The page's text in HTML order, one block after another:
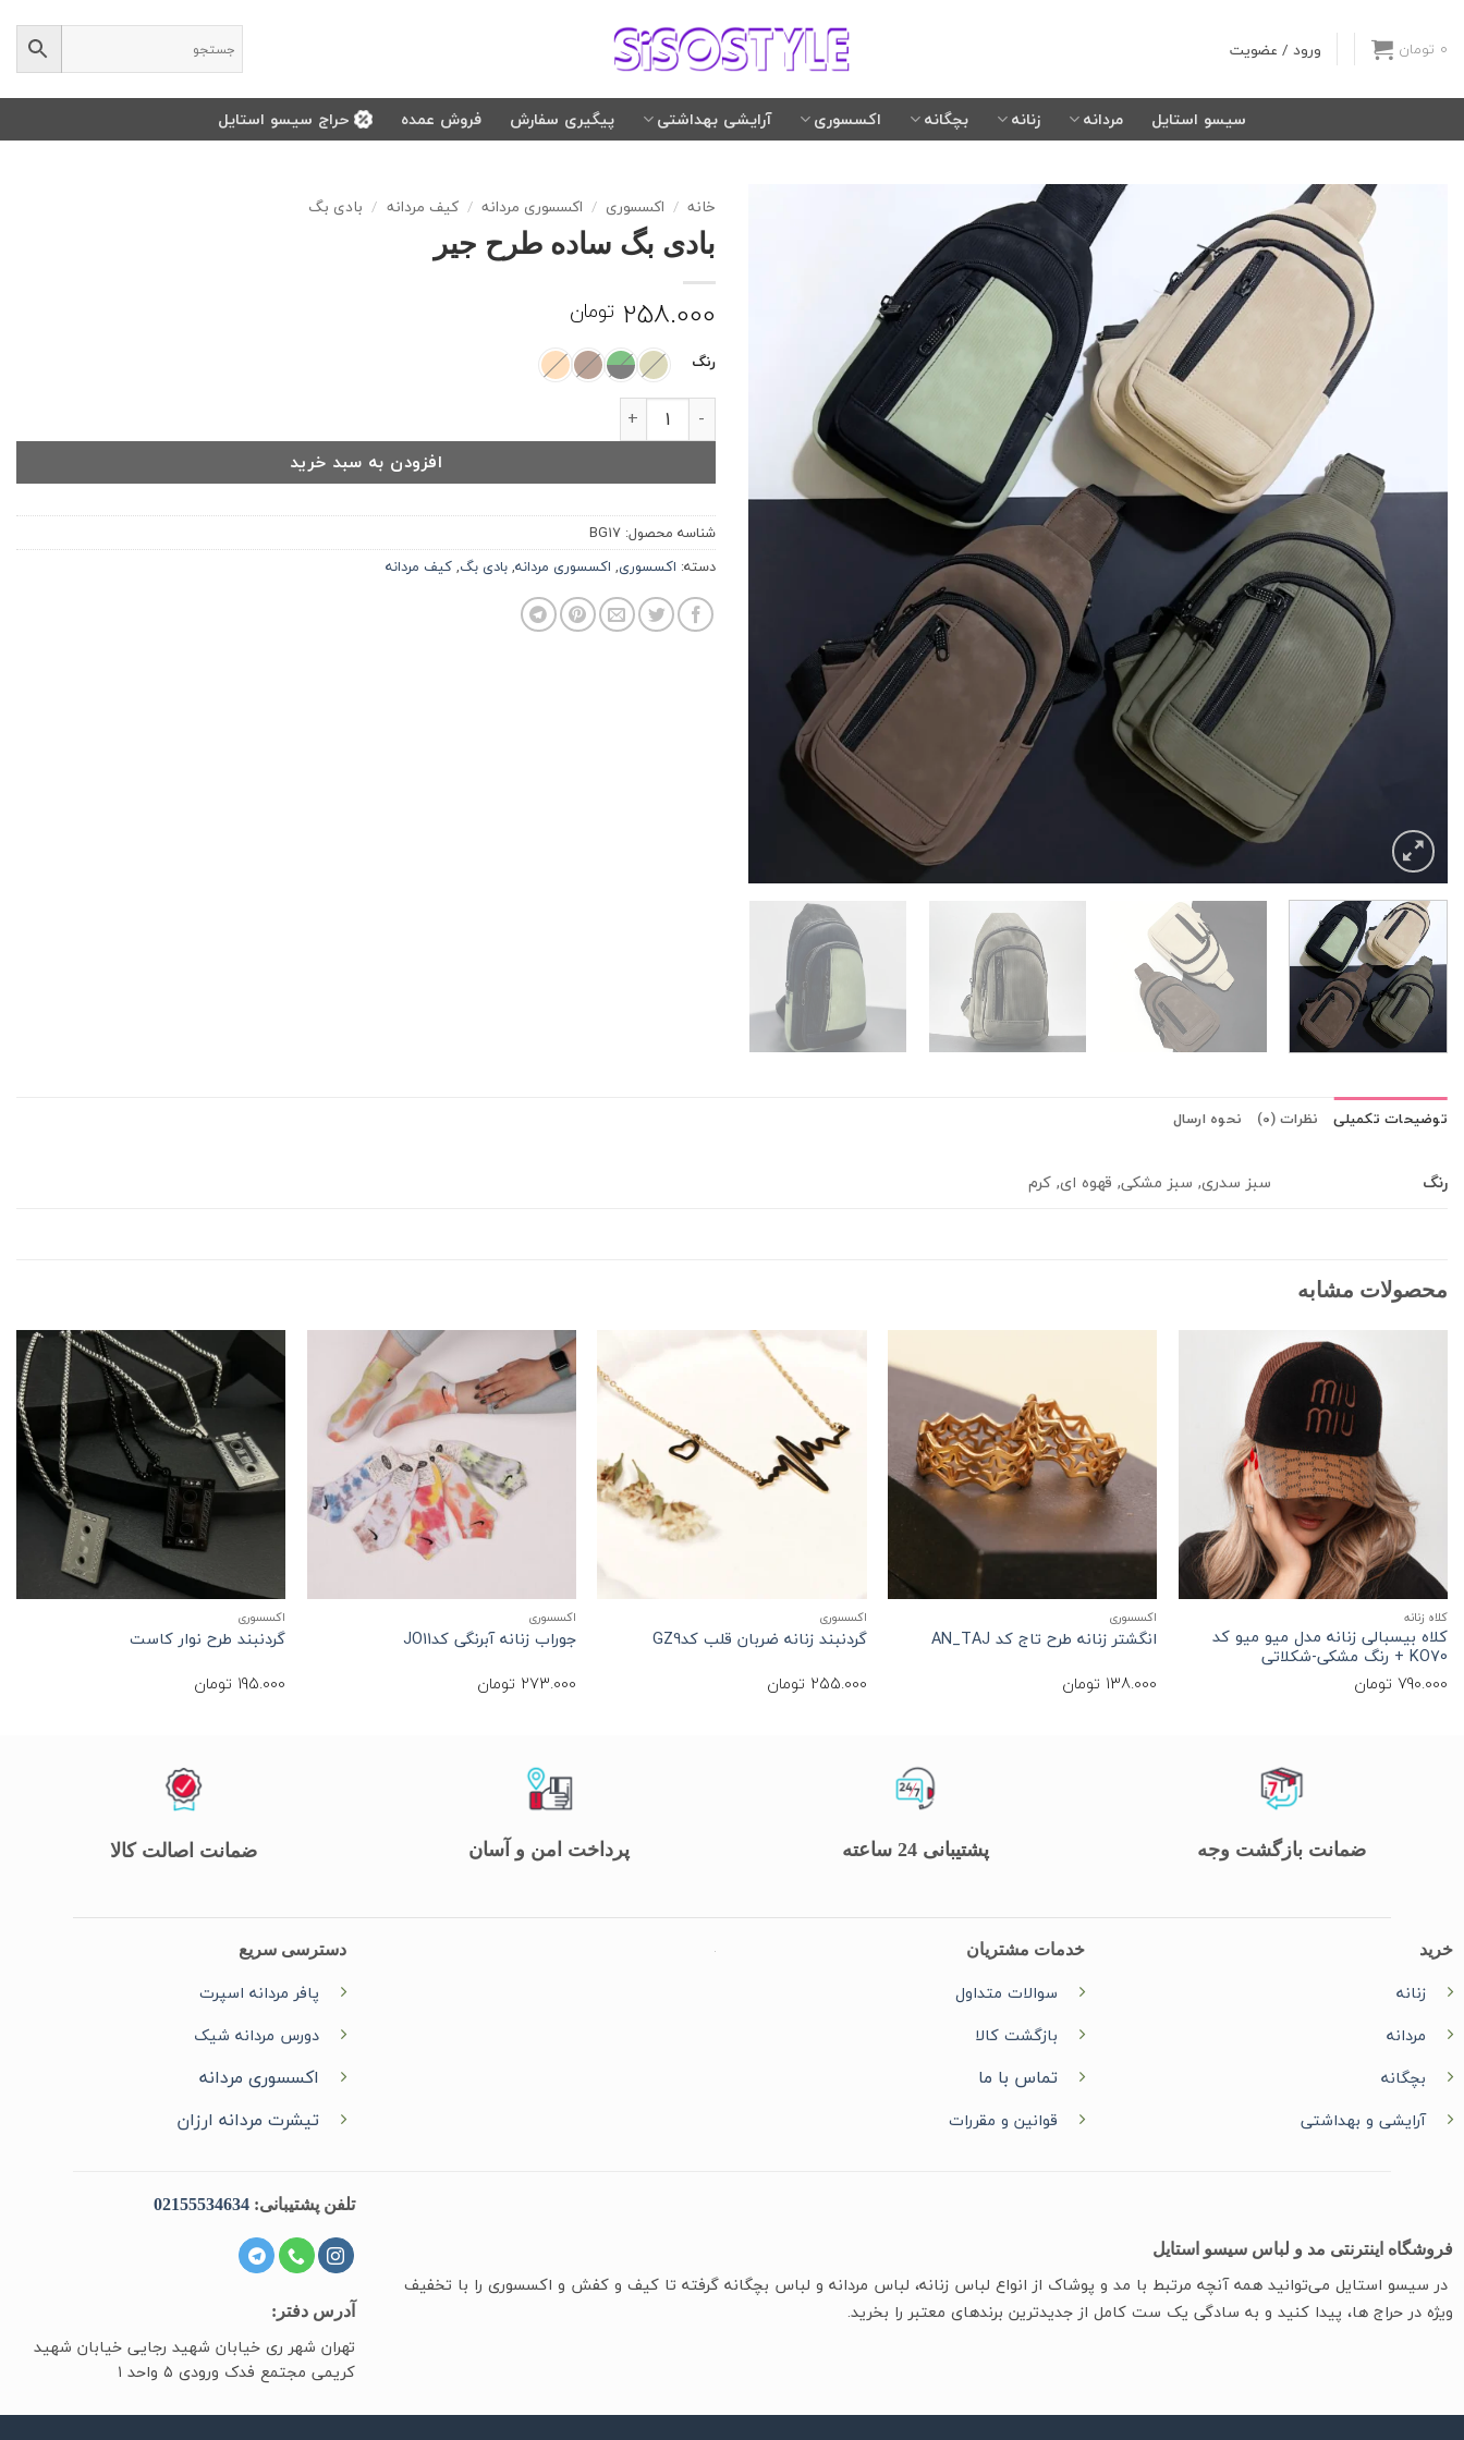
content
0 تومان ورود / عضویت
سیسو استایل مردانه زنانه بچگانه اکسسوری آرایشی بهداشتی پیگیری سفارش فروش عمده حراج سیسو استایل
خانه / اکسسوری / اکسسوری مردانه / کیف مردانه / بادی بگ
بادی بگ ساده طرح جیر
258.000 تومان
رنگ
بادی بگ ساده طرح جیر عدد
افزودن به سبد خرید
شناسه محصول: BG17
دسته: اکسسوری, اکسسوری مردانه,بادی بگ,کیف مردانه
توضیحات تکمیلی نظرات (0) نحوه ارسال
رنگ سبز سدری, سبز مشکی, قهوه ای, کرم
محصولات مشابه
+
کلاه زنانه
کلاه بیسبالی زنانه مدل میو میو کد
KO70 + رنگ مشکی-شکلاتی
790.000 تومان
اکسسوری
انگشتر زنانه طرح تاج کد AN_TAJ
138.000 تومان
اکسسوری
گردنبند زنانه ضربان قلب کدGZ9
255.000 تومان
اکسسوری
جوراب زنانه آبرنگی کدJO11
273.000 تومان
اکسسوری
گردنبند طرح نوار کاست
195.000 تومان
ضمانت بازگشت وجه پشتیبانی 24 ساعته پرداخت امن و آسان ضمانت اصالت کالا
خرید
زنانه
مردانه
بچگانه
آرایشی و بهداشتی
خدمات مشتریان
سوالات متداول
بازگشت کالا
تماس با ما
قوانین و مقررات
دسترسی سریع
پافر مردانه اسپرت
دورس مردانه شیک
اکسسوری مردانه
تیشرت مردانه ارزان
فروشگاه اینترنتی مد و لباس سیسو استایل
در سیسو ‌استایل می‌توانید همه آنچه مرتبط با مد و پوشاک از انواع لباس زنانه، لباس مردانه و لباس بچگانه گرفته تا کیف و کفش و اکسسوری را با تخفیف
ویژه در حراج ها، پیدا کنید و به سادگی یک ست کامل از جدیدترین‌ برندهای معتبر را بخرید.
تلفن پشتیبانی: 02155534634
آدرس دفتر:
تهران شهر ری خیابان شهید رجایی خیابان شهید
کریمی مجتمع فدک ورودی ۵ واحد ۱